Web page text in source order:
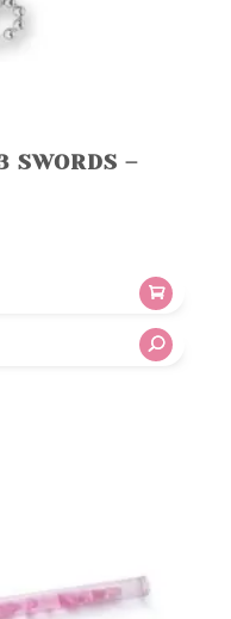
SWORDS –